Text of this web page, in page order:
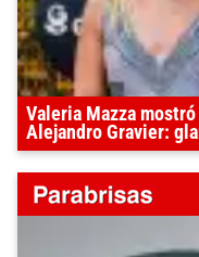
Valeria Mazza
Alejandro Gravier: